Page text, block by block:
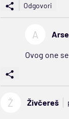
Odgovori
A
Ovog one
Ž Živčereš